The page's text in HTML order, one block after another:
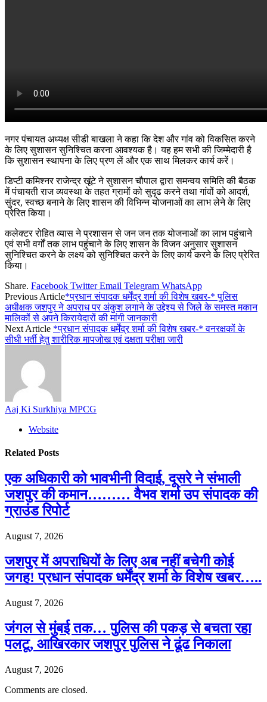
नगर पंचायत अध्यक्ष सीडी बाखला ने कहा कि देश और गांव को विकसित करने
के लिए सुशासन सुनिश्चित करना आवश्यक है। यह हम सभी की जिम्मेदारी है
कि सुशासन स्थापना के लिए प्रण लें और एक साथ मिलकर कार्य करें।
डिप्टी कमिश्नर राजेन्द्र खूंटे ने सुशासन चौपाल द्वारा समन्वय समिति की बैठक
में पंचायती राज व्यवस्था के तहत ग्रामों को सुदृढ करने तथा गांवों को आदर्श,
सुंदर, स्वच्छ बनाने के लिए शासन की विभिन्न योजनाओं का लाभ लेने के लिए
प्रेरित किया।
कलेक्टर रोहित व्यास ने प्रशासन से जन जन तक योजनाओं का लाभ पहुंचाने
एवं सभी वर्गों तक लाभ पहुंचाने के लिए शासन के विजन अनुसार सुशासन
सुनिश्चित करने के लक्ष्य को सुनिश्चित करने के लिए कार्य करने के लिए प्रेरित
किया।
Share. Facebook Twitter Email Telegram WhatsApp
Previous Article*प्रधान संपादक धर्मेंद्र शर्मा की विशेष खबर-* पुलिस
अधीक्षक जशपुर ने अपराध पर अंकुश लगाने के उद्देश्य से जिले के समस्त मकान
मालिकों से अपने किरायेदारों की मांगी जानकारी
Next Article *प्रधान संपादक धर्मेंद्र शर्मा की विशेष खबर-* वनरक्षकों के
सीधी भर्ती हेतु शारीरिक मापजोख एवं दक्षता परीक्षा जारी
Aaj Ki Surkhiya MPCG
Website
Related Posts
एक अधिकारी को भावभीनी विदाई, दूसरे ने संभाली
जशपुर की कमान……… वैभव शर्मा उप संपादक की
ग्राउंड रिपोर्ट
August 7, 2026
जशपुर में अपराधियों के लिए अब नहीं बचेगी कोई
जगह! प्रधान संपादक धर्मेंद्र शर्मा के विशेष खबर…..
August 7, 2026
जंगल से मुंबई तक… पुलिस की पकड़ से बचता रहा
पलटू, आखिरकार जशपुर पुलिस ने ढूंढ निकाला
August 7, 2026
Comments are closed.